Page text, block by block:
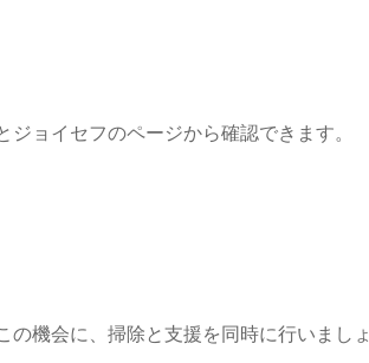
ョイセフのページから確認できます。
機会に、掃除と支援を同時に行いましょ